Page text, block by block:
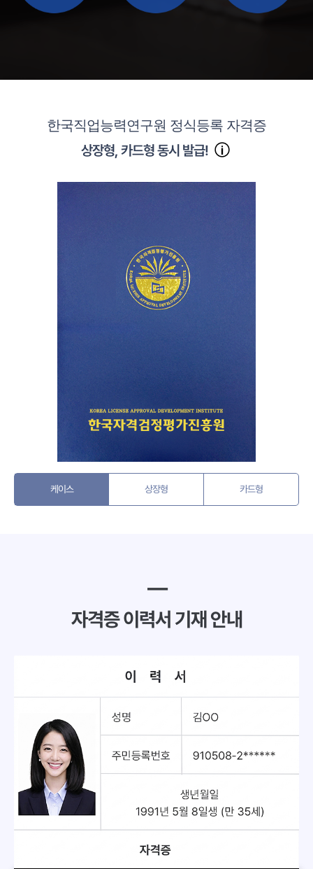
한국직업능력연구원 정식등록 자격증
상장형, 카드형 동시 발급!
케이스 상장형 카드형
━
자격증 이력서 기재 안내